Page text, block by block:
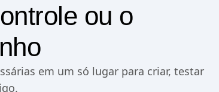
ou o
em um só lugar para criar, testar